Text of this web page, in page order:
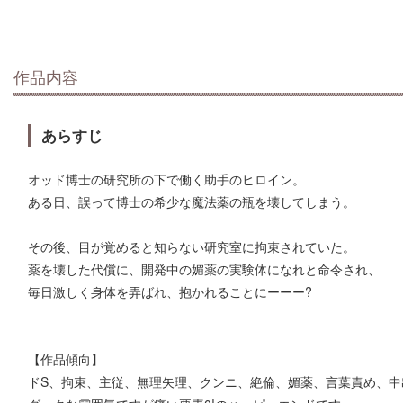
作品内容
あらすじ
オッド博士の研究所の下で働く助手のヒロイン。
ある日、誤って博士の希少な魔法薬の瓶を壊してしまう。
その後、目が覚めると知らない研究室に拘束されていた。
薬を壊した代償に、開発中の媚薬の実験体になれと命令され、
毎日激しく身体を弄ばれ、抱かれることにーーー?
【作品傾向】
ドS、拘束、主従、無理矢理、クンニ、絶倫、媚薬、言葉責め、